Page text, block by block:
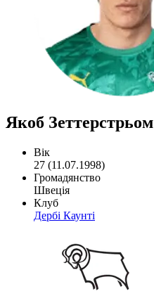
Якоб Зеттерстрьом
Вік
27 (11.07.1998)
Громадянство
Швеція
Клуб
Дербі Каунті